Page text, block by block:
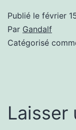
Publié le février
Par Gandalf
Catégorisé
Laisser